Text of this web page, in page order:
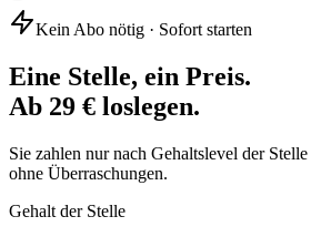
Kein Abo nötig · Sofort starten
Eine Stelle, ein Preis.
Ab 29 € loslegen.
Sie zahlen nur nach Gehaltslevel der
ohne Überraschungen.
Gehalt der Stelle